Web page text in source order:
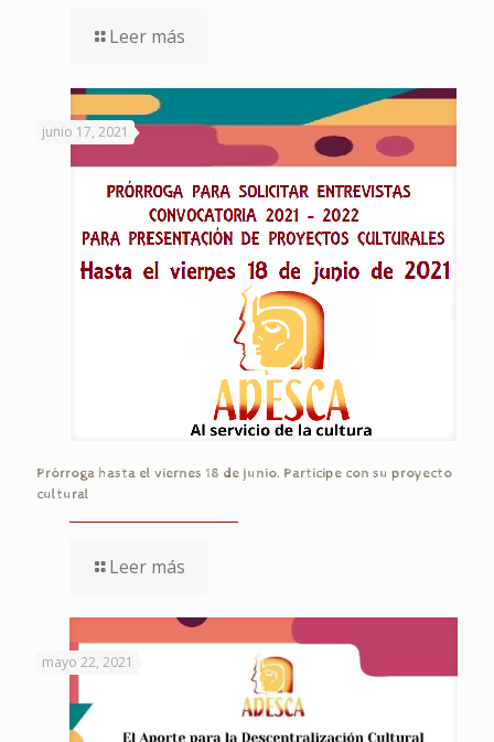
Leer más
junio 17, 2021
Prórroga hasta el viernes 18 de junio. Participe con su proyecto
cultural
Leer más
mayo 22, 2021